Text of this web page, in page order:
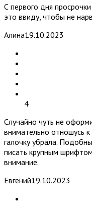
С первого дня
это ввиду, чтобы не
Алина19.10.2023
4
Случайно чуть не
внимательно отношусь
галочку убрала.
писать крупным
внимание.
Евгений19.10.2023